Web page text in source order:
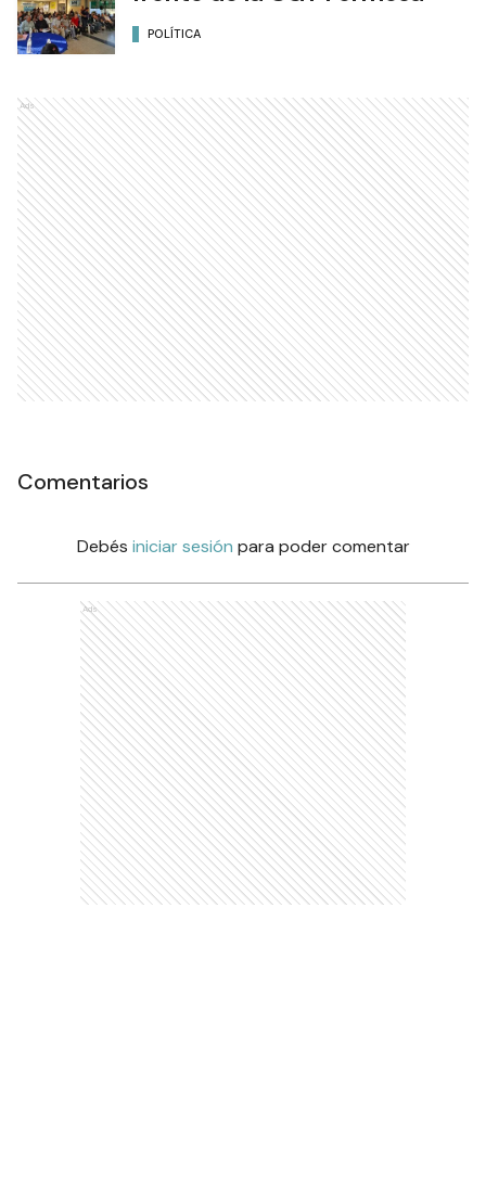
POLÍTICA
Ads
Comentarios
Debés iniciar sesión para poder comentar
Ads